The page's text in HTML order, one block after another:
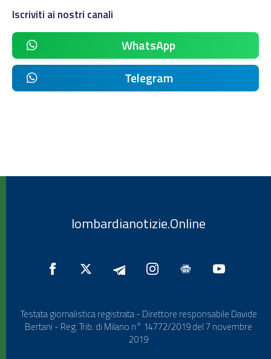
Iscriviti ai nostri canali
WhatsApp
Telegram
lombardianotizie.Online
Testata giornalistica registrata - Direttore responsabile Davide
Bertani - Reg. Trib. di Milano n° 14772/2019 del 7 novembre
2019